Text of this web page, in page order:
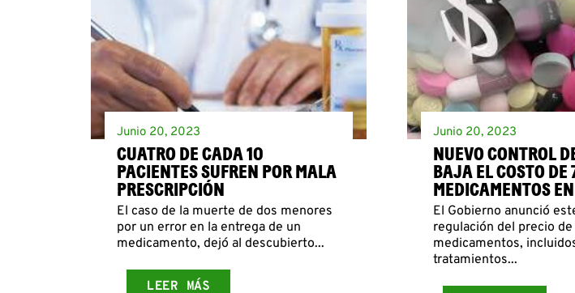
Junio 20, 2023
CUATRO DE CADA 10
PACIENTES SUFREN POR MALA
PRESCRIPCIÓN
El caso de la muerte de dos menores
por un error en la entrega de un
medicamento, dejó al descubierto...
LEER MÁS
Junio 20, 2023
NUEVO CONTROL
BAJA EL COSTO DE
MEDICAMENTOS
El Gobierno anunció
regulación del precio de
medicamentos,
tratamientos...